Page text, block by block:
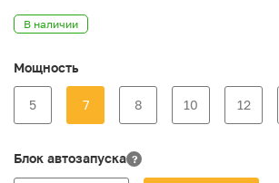
В наличии
Мощность
5 7 8 10 12
Блок автозапуска ?